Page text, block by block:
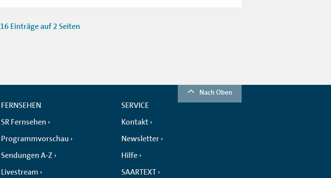
16 Einträge auf 2 Seiten
Nach Oben
FERNSEHEN
SR Fernsehen
Programmvorschau
Sendungen A-Z
Livestream
SERVICE
Kontakt
Newsletter
Hilfe
SAARTEXT